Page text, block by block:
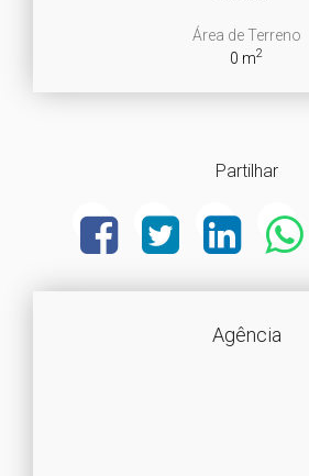
Área de Terreno
0 m2
Partilhar
Agência